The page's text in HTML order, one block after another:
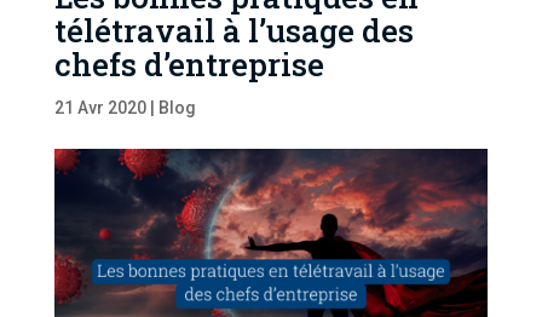
télétravail à l’usage des
chefs d’entreprise
21 Avr 2020| Blog